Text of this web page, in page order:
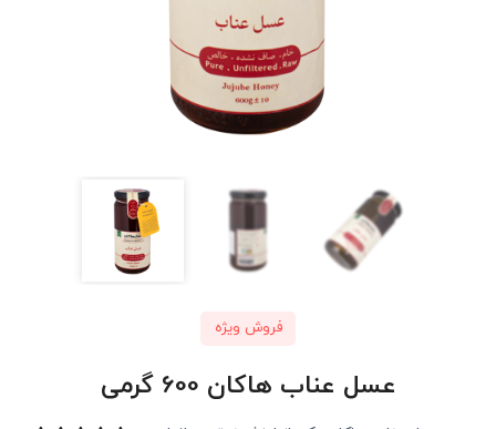
فروش ویژه
عسل عناب هاکان 600 گرمی